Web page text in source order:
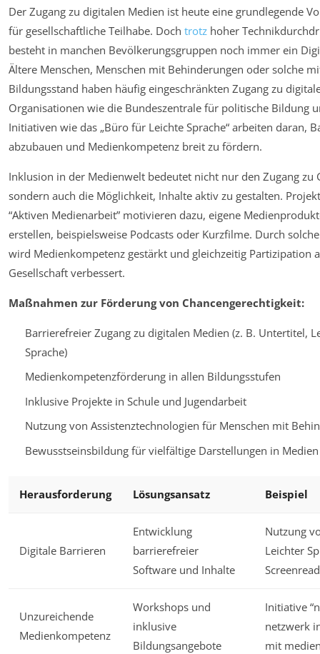
Der Zugang zu digitalen Medien ist heute eine grundlegende
für gesellschaftliche Teilhabe. Doch trotz hoher
besteht in manchen Bevölkerungsgruppen noch immer ein
Ältere Menschen, Menschen mit Behinderungen oder solche
Bildungsstand haben häufig eingeschränkten Zugang zu
Organisationen wie die Bundeszentrale für politische Bildung
Initiativen wie das „Büro für Leichte Sprache“ arbeiten daran,
abzubauen und Medienkompetenz breit zu fördern.
Inklusion in der Medienwelt bedeutet nicht nur den Zugang zu
sondern auch die Möglichkeit, Inhalte aktiv zu gestalten.
“Aktiven Medienarbeit” motivieren dazu, eigene
erstellen, beispielsweise Podcasts oder Kurzfilme. Durch
wird Medienkompetenz gestärkt und gleichzeitig Partizipation
Gesellschaft verbessert.
Maßnahmen zur Förderung von Chancengerechtigkeit:
Barrierefreier Zugang zu digitalen Medien (z. B. Untertitel,
Sprache)
Medienkompetenzförderung in allen Bildungsstufen
Inklusive Projekte in Schule und Jugendarbeit
Nutzung von Assistenztechnologien für Menschen mit
Bewusstseinsbildung für vielfältige Darstellungen in Medien
Herausforderung Lösungsansatz Beispiel
Digitale Barrieren
Entwicklung
barrierefreier
Software und Inhalte
Nutzung
Leichter
Unzureichende
Medienkompetenz
Workshops und
inklusive
Bildungsangebote
Initiative
netzwerk
mit